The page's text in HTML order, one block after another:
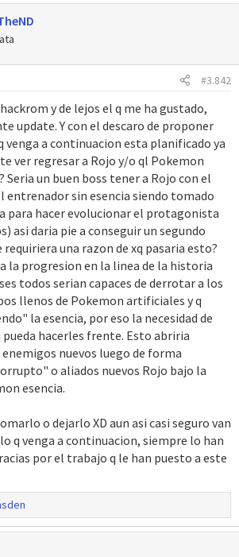
#3.842
y de lejos el q me ha gustado,
update. Y con el descaro de proponer
venga a continuacion esta planificado ya
ver regresar a Rojo y/o ql Pokemon
Seria un buen boss tener a Rojo con el
entrenador sin esencia siendo tomado
para hacer evolucionar el protagonista
asi daria pie a conseguir un segundo
requiriera una razon de xq pasaria esto?
la progresion en la linea de la historia
todos serian capaces de derrotar a los
llenos de Pokemon artificiales y q
la esencia, por eso la necesidad de
hacerles frente. Esto abriria
nuevos luego de forma
o aliados nuevos Rojo bajo la
esencia.
o dejarlo XD aun asi casi seguro van
q venga a continuacion, siempre lo han
por el trabajo q le han puesto a este